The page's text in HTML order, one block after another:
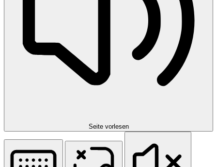
Seite vorlesen